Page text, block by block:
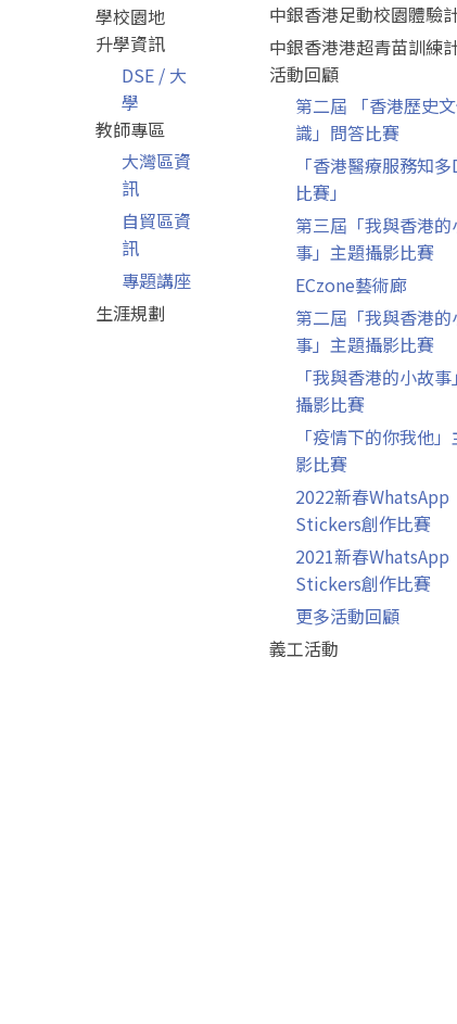
學校園地
升學資訊
DSE / 大
學
教師專區
大灣區資
訊
自貿區資
訊
專題講座
生涯規劃
中銀香港足動校園體驗
中銀香港港超青苗訓練
活動回顧
第二屆 「香港歷史
識」問答比賽
「香港醫療服務知
比賽」
第三屆「我與香港的
事」主題攝影比賽
ECzone藝術廊
第二屆「我與香港的
事」主題攝影比賽
「我與香港的小故
攝影比賽
「疫情下的你我他
影比賽
2022新春WhatsApp
Stickers創作比賽
2021新春WhatsApp
Stickers創作比賽
更多活動回顧
義工活動